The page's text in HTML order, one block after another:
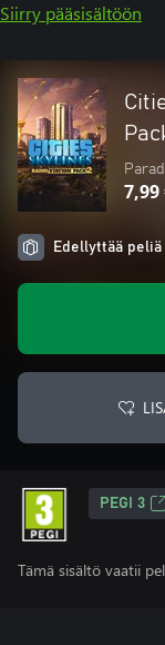
Siirry pääsisältöön
7,99
Edellyttää peliä
PEGI 3
Tämä sisältö vaatii